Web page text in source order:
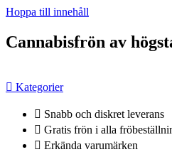
Hoppa till innehåll
Cannabisfrön av
Kategorier
Snabb och diskret leverans
Gratis frön i alla
Erkända varumärken